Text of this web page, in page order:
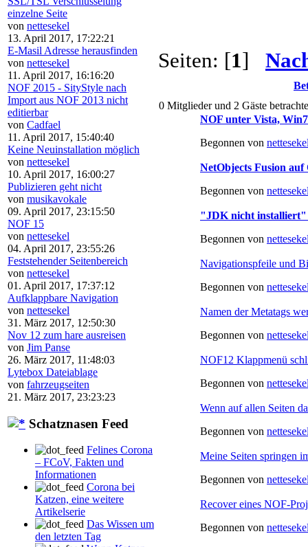
einzelne Seite
von nettesekel
13. April 2017, 17:22:21
E-Masil Adresse herausfinden
von nettesekel
11. April 2017, 16:16:20
NOF 2015 - SityStyle nach
Import aus NOF 2013 nicht
editierbar
von Cadfael
11. April 2017, 15:40:40
Keine Neuinstallation möglich
von nettesekel
10. April 2017, 16:00:27
Publizieren geht nicht
von musikavokale
09. April 2017, 23:15:50
NOF 15
von nettesekel
04. April 2017, 23:55:26
Feststehender Seitenbereich
von nettesekel
01. April 2017, 17:37:12
Aufklappbare Navigation
von nettesekel
31. März 2017, 12:50:30
Nov 12 zum hare ausreisen
von Jim Panse
26. März 2017, 11:48:03
Lytebox Dateiablage
von fahrzeugseiten
21. März 2017, 23:23:23
Schatznasen Feed
Felines Corona
– FCoV, Fakten und
Informationen
Corona bei
Katzen, eine weitere
Artikelserie
Das Wissen um
den letzten Tag
Seiten: [1]
0 Mitglieder und 2 Gäste
NOF unter Vista,
Begonnen von
NetObjects Fusion
Begonnen von
"JDK nicht installiert"
Begonnen von
Navigationspfeile und
Begonnen von
Namen der Metatags
Begonnen von
NOF12 Klappmenü
Begonnen von
Wenn auf allen Seiten
Begonnen von
Meine Seiten springen
Begonnen von
Recover eines NOF-
Begonnen von